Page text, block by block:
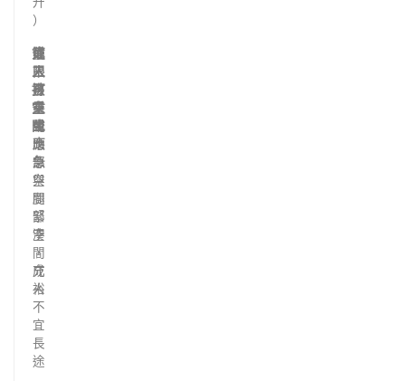
）
第
三
排
空
間
成
人
可
乘
坐
頭
部
與
腿
部
空
間
充
裕
僅
限
孩
童
或
應
急
空
間
緊
湊
，
成
人
不
宜
長
途